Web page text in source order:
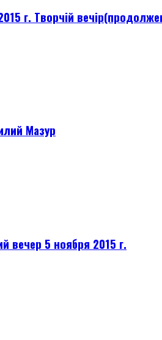
г. Творчій
Мазур
вечер 5 ноября 2015 г.